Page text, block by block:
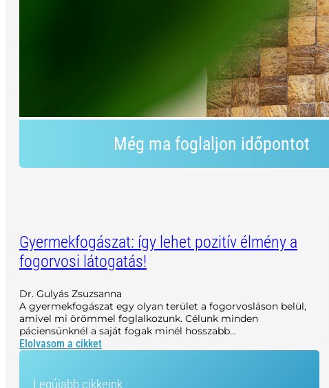
Még ma foglaljon időpontot
Gyermekfogászat: így lehet pozitív élmény a
fogorvosi látogatás!
Dr. Gulyás Zsuzsanna
A gyermekfogászat egy olyan terület a fogorvosláson belül,
amivel mi örömmel foglalkozunk. Célunk minden
páciensünknél a saját fogak minél hosszabb…
Elolvasom a cikket
Legújabb cikkeink